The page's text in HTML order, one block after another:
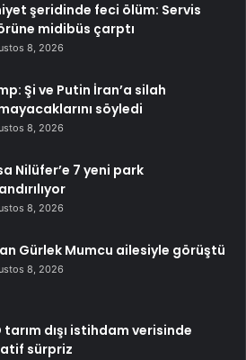
şeridinde feci ölüm: Servis
midibüs çarptı
8, 2026
Şi ve Putin İran’a silah
söyledi
8, 2026
Nilüfer’e 7 yeni park
8, 2026
Gürlek Mumcu ailesiyle görüştü
8, 2026
tarım dışı istihdam verisinde
sürpriz